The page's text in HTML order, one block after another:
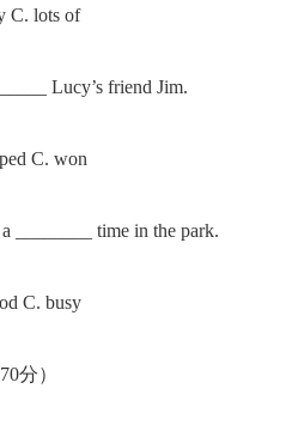
C. lots of
Lucy’s friend Jim.
C. won
________ time in the park.
C. busy
分）